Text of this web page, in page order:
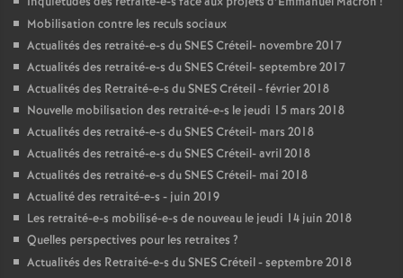
Mobilisation contre les reculs sociaux
Actualités des retraité-e-s duSNESCréteil- novembre 2017
Actualités des retraité-e-s duSNESCréteil- septembre 2017
Actualités des Retraité-e-s duSNESCréteil - février 2018
Nouvelle mobilisation des retraité-e-s le jeudi 15 mars 2018
Actualités des retraité-e-s duSNESCréteil- mars 2018
Actualités des retraité-e-s duSNESCréteil- avril 2018
Actualités des retraité-e-s duSNESCréteil- mai 2018
Actualité des retraité-e-s - juin 2019
Les retraité-e-s mobilisé-e-s de nouveau le jeudi 14 juin 2018
Quelles perspectives pour les retraites ?
Actualités des Retraité-e-s duSNESCréteil - septembre 2018